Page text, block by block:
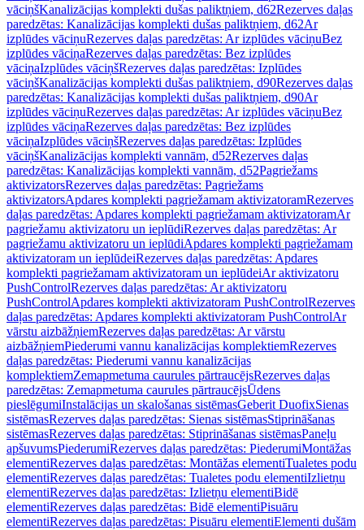
vāciņšKanalizācijas komplekti dušas paliktņiem, d62Rezerves daļas
paredzētas: Kanalizācijas komplekti dušas paliktņiem, d62Ar
izplūdes vāciņuRezerves daļas paredzētas: Ar izplūdes vāciņuBez
izplūdes vāciņaRezerves daļas paredzētas: Bez izplūdes
vāciņaIzplūdes vāciņšRezerves daļas paredzētas: Izplūdes
vāciņšKanalizācijas komplekti dušas paliktņiem, d90Rezerves daļas
paredzētas: Kanalizācijas komplekti dušas paliktņiem, d90Ar
izplūdes vāciņuRezerves daļas paredzētas: Ar izplūdes vāciņuBez
izplūdes vāciņaRezerves daļas paredzētas: Bez izplūdes
vāciņaIzplūdes vāciņšRezerves daļas paredzētas: Izplūdes
vāciņšKanalizācijas komplekti vannām, d52Rezerves daļas
paredzētas: Kanalizācijas komplekti vannām, d52Pagriežams
aktivizatorsRezerves daļas paredzētas: Pagriežams
aktivizatorsApdares komplekti pagriežamam aktivizatoramRezerves
daļas paredzētas: Apdares komplekti pagriežamam aktivizatoramAr
pagriežamu aktivizatoru un ieplūdiRezerves daļas paredzētas: Ar
pagriežamu aktivizatoru un ieplūdiApdares komplekti pagriežamam
aktivizatoram un ieplūdeiRezerves daļas paredzētas: Apdares
komplekti pagriežamam aktivizatoram un ieplūdeiAr aktivizatoru
PushControlRezerves daļas paredzētas: Ar aktivizatoru
PushControlApdares komplekti aktivizatoram PushControlRezerves
daļas paredzētas: Apdares komplekti aktivizatoram PushControlAr
vārstu aizbāžņiemRezerves daļas paredzētas: Ar vārstu
aizbāžņiemPiederumi vannu kanalizācijas komplektiemRezerves
daļas paredzētas: Piederumi vannu kanalizācijas
komplektiemZemapmetuma caurules pārtraucējsRezerves daļas
paredzētas: Zemapmetuma caurules pārtraucējsŪdens
pieslēgumiInstalācijas un skalošanas sistēmasGeberit DuofixSienas
sistēmasRezerves daļas paredzētas: Sienas sistēmasStiprināšanas
sistēmasRezerves daļas paredzētas: Stiprināšanas sistēmasPaneļu
apšuvumsPiederumiRezerves daļas paredzētas: PiederumiMontāžas
elementiRezerves daļas paredzētas: Montāžas elementiTualetes podu
elementiRezerves daļas paredzētas: Tualetes podu elementiIzlietņu
elementiRezerves daļas paredzētas: Izlietņu elementiBidē
elementiRezerves daļas paredzētas: Bidē elementiPisuāru
elementiRezerves daļas paredzētas: Pisuāru elementiElementi dušām